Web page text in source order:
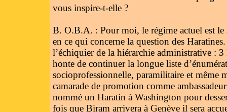
vous inspire-t-elle ?
B. O.B.A. : Pour moi, le régime actuel est le
en ce qui concerne la question des
l’échiquier de la hiérarchie administrative :
honte de continuer la longue liste
socioprofessionnelle, paramilitaire et
camarade de promotion comme
nommé un Haratin à Washington pour
fois que Biram arrivera à Genève il sera